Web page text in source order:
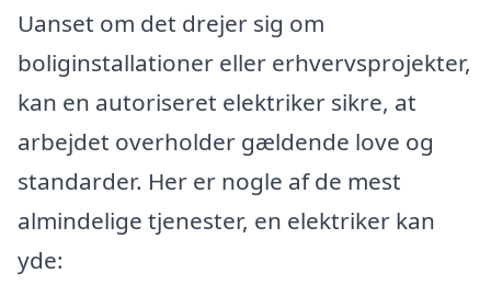
Uanset om det drejer sig om
boliginstallationer eller erhvervsprojekter,
kan en autoriseret elektriker sikre, at
arbejdet overholder gældende love og
standarder. Her er nogle af de mest
almindelige tjenester, en elektriker kan
yde: